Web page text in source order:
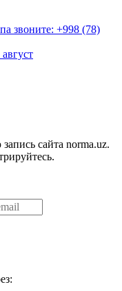
звоните: +998 (78)
сайта norma.uz.